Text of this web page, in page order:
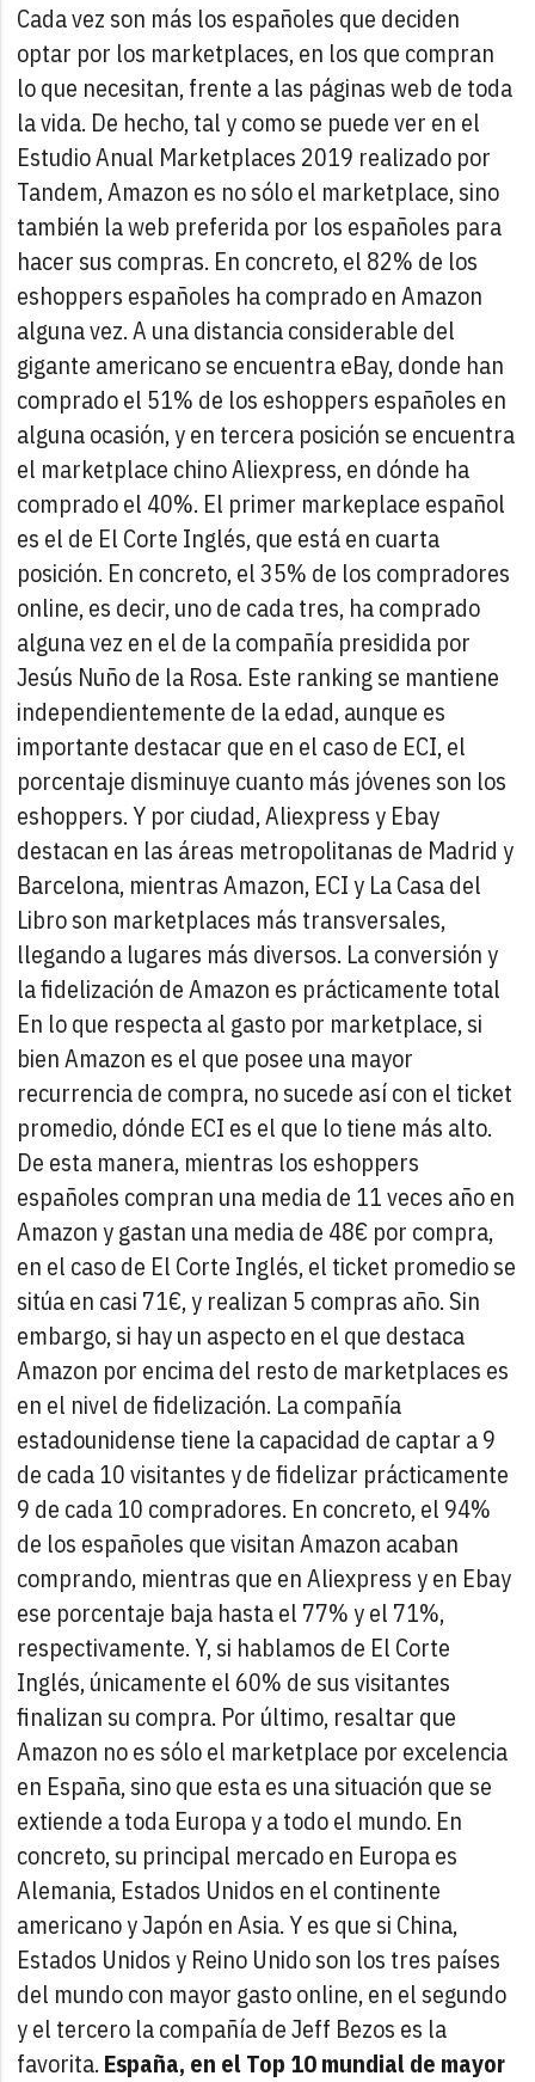
Cada vez son más los españoles que deciden
optar por los marketplaces, en los que compran
lo que necesitan, frente a las páginas web de toda
la vida. De hecho, tal y como se puede ver en el
Estudio Anual Marketplaces 2019 realizado por
Tandem, Amazon es no sólo el marketplace, sino
también la web preferida por los españoles para
hacer sus compras. En concreto, el 82% de los
eshoppers españoles ha comprado en Amazon
alguna vez.A una distancia considerable del
gigante americano se encuentra eBay, donde han
comprado el 51% de los eshoppers españoles en
alguna ocasión, y en tercera posición se encuentra
el marketplace chino Aliexpress, en dónde ha
comprado el 40%. El primer markeplace español
es el de El Corte Inglés, que está en cuarta
posición. En concreto, el 35% de los compradores
online, es decir, uno de cada tres, ha comprado
alguna vez en el de la compañía presidida por
Jesús Nuño de la Rosa. Este ranking se mantiene
independientemente de la edad, aunque es
importante destacar que en el caso de ECI, el
porcentaje disminuye cuanto más jóvenes son los
eshoppers. Y por ciudad, Aliexpress y Ebay
destacan en las áreas metropolitanas de Madrid y
Barcelona, mientras Amazon, ECI y La Casa del
Libro son marketplaces más transversales,
llegando a lugares más diversos. La conversión y
la fidelización de Amazon es prácticamente total
En lo que respecta al gasto por marketplace, si
bien Amazon es el que posee una mayor
recurrencia de compra, no sucede así con el ticket
promedio, dónde ECI es el que lo tiene más alto.
De esta manera, mientras los eshoppers
españoles compran una media de 11 veces año en
Amazon y gastan una media de 48€ por compra,
en el caso de El Corte Inglés, el ticket promedio se
sitúa en casi 71€, y realizan 5 compras año.Sin
embargo, si hay un aspecto en el que destaca
Amazon por encima del resto de marketplaces es
en el nivel de fidelización. La compañía
estadounidense tiene la capacidad de captar a 9
de cada 10 visitantes y de fidelizar prácticamente
9 de cada 10 compradores. En concreto, el 94%
de los españoles que visitan Amazon acaban
comprando, mientras que en Aliexpress y en Ebay
ese porcentaje baja hasta el 77% y el 71%,
respectivamente. Y, si hablamos de El Corte
Inglés, únicamente el 60% de sus visitantes
finalizan su compra. Por último, resaltar que
Amazon no es sólo el marketplace por excelencia
en España, sino que esta es una situación que se
extiende a toda Europa y a todo el mundo. En
concreto, su principal mercado en Europa es
Alemania, Estados Unidos en el continente
americano y Japón en Asia. Y es que si China,
Estados Unidos y Reino Unido son los tres países
del mundo con mayor gasto online, en el segundo
y el tercero la compañía de Jeff Bezos es la
favorita. España, en el Top 10 mundial de mayor